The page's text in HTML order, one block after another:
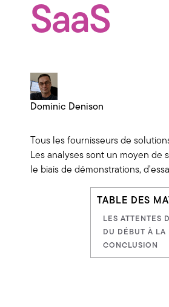
SaaS
Dominic Denison
Tous les fournisseurs de
Les analyses sont un moyen de
le biais de démonstrations,
TABLE DES
LES ATTENTES
DU DÉBUT À LA
CONCLUSION